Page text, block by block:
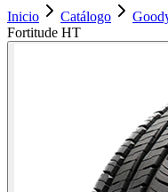
Inicio
Catálogo
Fortitude HT